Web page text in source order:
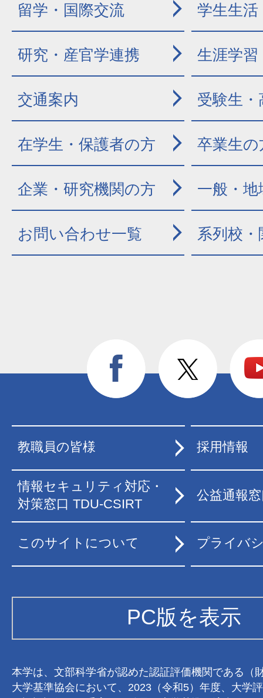
留学・国際交流 学生生活
研究・産官学連携 生涯学習
交通案内 受験生
在学生・保護者の方 卒業生の
企業・研究機関の方 一般・地
お問い合わせ一覧 系列校
教職員の皆様 採用情報
情報セキュリティ対応・
対策窓口 TDU-CSIRT
公益通報
このサイトについて プライバ
PC版を表示
本学は、文部科学省が認めた認証評価機関である（
大学基準協会において、2023（令和5）年度、大学